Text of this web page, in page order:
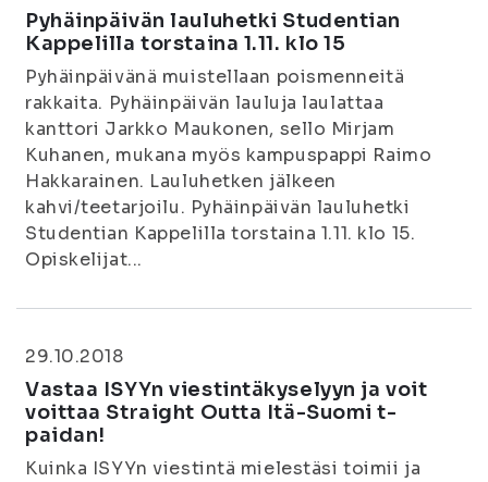
Pyhäinpäivän lauluhetki Studentian
Kappelilla torstaina 1.11. klo 15
Pyhäinpäivänä muistellaan poismenneitä
rakkaita. Pyhäinpäivän lauluja laulattaa
kanttori Jarkko Maukonen, sello Mirjam
Kuhanen, mukana myös kampuspappi Raimo
Hakkarainen. Lauluhetken jälkeen
kahvi/teetarjoilu. Pyhäinpäivän lauluhetki
Studentian Kappelilla torstaina 1.11. klo 15.
Opiskelijat...
29.10.2018
Vastaa ISYYn viestintäkyselyyn ja voit
voittaa Straight Outta Itä-Suomi t-
paidan!
Kuinka ISYYn viestintä mielestäsi toimii ja